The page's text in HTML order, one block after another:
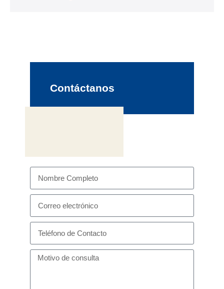
Contáctanos